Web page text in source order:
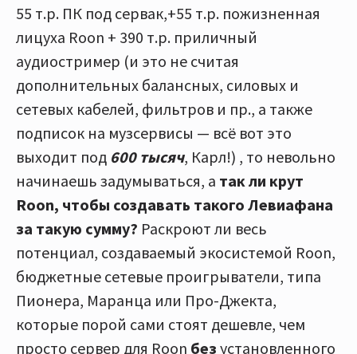
55 т.р. ПК под сервак,+55 т.р. пожизненная
лицуха Roon + 390 т.р. приличный
аудиостример (и это не считая
дополнительных балансных, силовых и
сетевых кабелей, фильтров и пр., а также
подписок на музсервисы — всё вот это
выходит под 600 тысяч, Карл!) , то невольно
начинаешь задумываться, а так ли крут
Roon, чтобы создавать такого Левиафана
за такую сумму? Раскроют ли весь
потенциал, создаваемый экосистемой Roon,
бюджетные сетевые проигрыватели, типа
Пионера, Маранца или Про-Джекта,
которые порой сами стоят дешевле, чем
просто сервер для Roon без установленного